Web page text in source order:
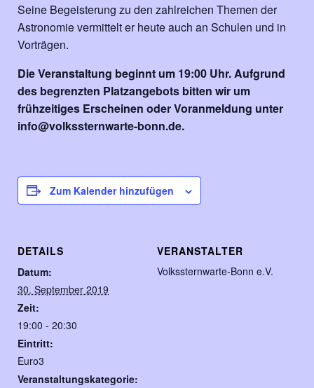
Seine Begeisterung zu den zahlreichen Themen der
Astronomie vermittelt er heute auch an Schulen und in
Vorträgen.
Die Veranstaltung beginnt um 19:00 Uhr. Aufgrund
des begrenzten Platzangebots bitten wir um
frühzeitiges Erscheinen oder Voranmeldung unter
info@volkssternwarte-bonn.de.
Zum Kalender hinzufügen
DETAILS
Datum:
30. September 2019
Zeit:
19:00 - 20:30
Eintritt:
Euro3
Veranstaltungskategorie:
VERANSTALTER
Volkssternwarte-Bonn e.V.